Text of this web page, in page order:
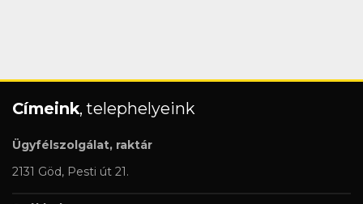
Címeink, telephelyeink
Ügyfélszolgálat, raktár
2131 Göd, Pesti út 21.